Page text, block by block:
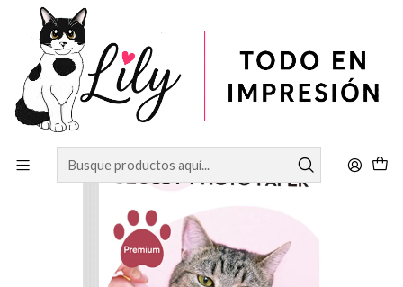
Inicio
PAPELERÍA
PAPEL DOBLE FAZ GLOSSY A3+ 300 DE 50 HOJAS